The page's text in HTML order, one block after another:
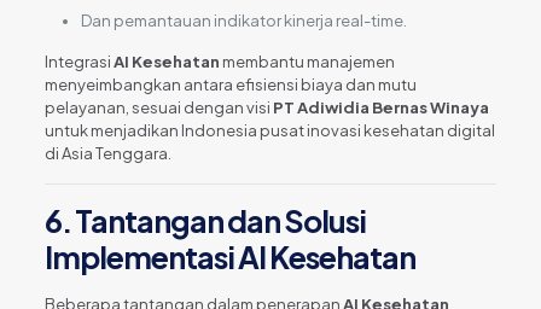
Dan pemantauan indikator kinerja real-time.
IntegrasiAI Kesehatan membantu manajemen
menyeimbangkan antara efisiensi biaya dan mutu
pelayanan, sesuai dengan visi PT Adiwidia Bernas Winaya
untuk menjadikan Indonesia pusat inovasi kesehatan digital
di Asia Tenggara.
6. Tantangan dan Solusi
Implementasi AI Kesehatan
Beberapa tantangan dalam penerapanAI Kesehatan